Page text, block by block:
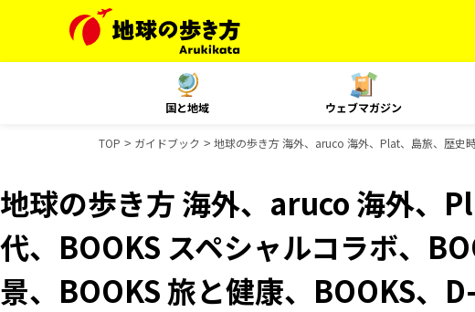
国と地域 ウェブマガジン
TOP ガイドブック 地球の歩き方 海外、aruco 海外、Plat、島旅、歴史
地球の歩き方 海外、aruco 海外、
代、BOOKS スペシャルコラボ、
景、BOOKS 旅と健康、BOOKS、